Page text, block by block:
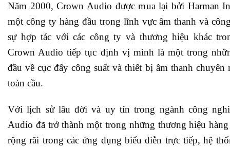
Năm 2000, Crown Audio được mua lại bởi Harman
một công ty hàng đầu trong lĩnh vực âm thanh và
sự hợp tác với các công ty và thương hiệu khác
Crown Audio tiếp tục định vị mình là một trong
đầu về cục đẩy công suất và thiết bị âm thanh
toàn cầu.
Với lịch sử lâu đời và uy tín trong ngành công
Audio đã trở thành một trong những thương hiệu
rộng rãi trong các ứng dụng biểu diễn trực tiếp, hệ